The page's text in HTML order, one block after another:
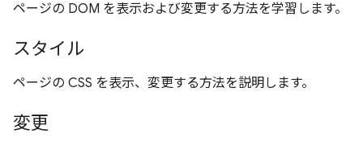
ページの DOM を表示および変更する方法を学習します。
スタイル
ページの CSS を表示、変更する方法を説明します。
変更